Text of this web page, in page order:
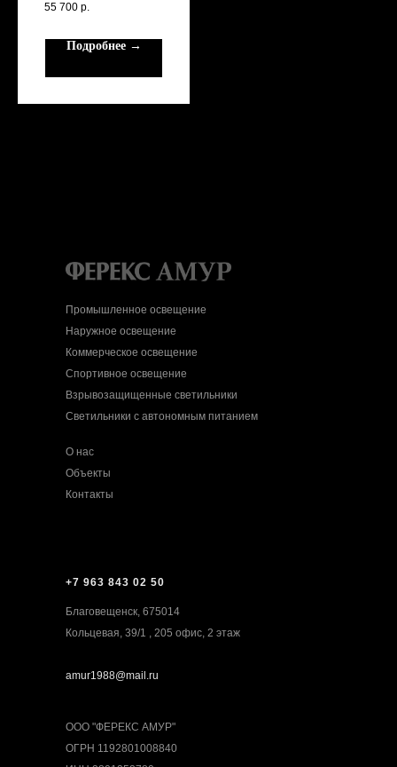
55 700 р.
Подробнее →
+7 963 843 02 50
Благовещенск, 675014
Кольцевая, 39/1 , 205 офис, 2 этаж
amur1988@mail.ru
О нас
Объекты
Контакты
ООО "ФЕРЕКС АМУР"
ОГРН 1192801008840
Промышленное освещение
Наружное освещение
Коммерческое освещение
Спортивное освещение
Взрывозащищенные светильники
Светильники с автономным питанием